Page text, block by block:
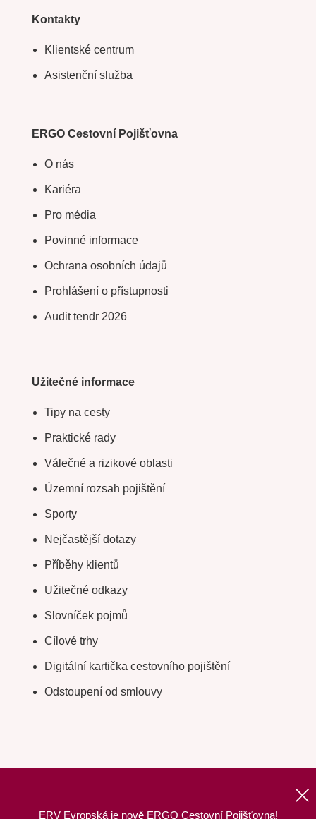
ERV Evropská je nově ERGO Cestovní Pojišťovna!
Kontakty
Klientské centrum
Asistenční služba
ERGO Cestovní Pojišťovna
O nás
Kariéra
Pro média
Povinné informace
Ochrana osobních údajů
Prohlášení o přístupnosti
Audit tendr 2026
Užitečné informace
Tipy na cesty
Praktické rady
Válečné a rizikové oblasti
Územní rozsah pojištění
Sporty
Nejčastější dotazy
Příběhy klientů
Užitečné odkazy
Slovníček pojmů
Cílové trhy
Digitální kartička cestovního pojištění
Odstoupení od smlouvy